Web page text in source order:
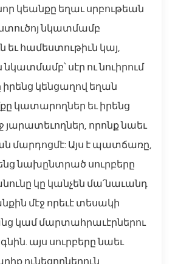
կեանքը եղաւ սրբութեան
նկատմամբ
եւ համեստութիւն կայ,
սէր ու նուիրում
իրենց կենցաղով եղան
կատարողներ եւ իրենց
յարատեւողներ, որոնք նաեւ
մարդոցմէ: Այս է պատճառը,
նախընտրած սուրբերը
կը կանչեն մա՛նաւանդ
մէջ որեւէ տեսակի
կամ մարտահրաւէրներու
այս սուրբերը նաեւ
ունեցողներուն